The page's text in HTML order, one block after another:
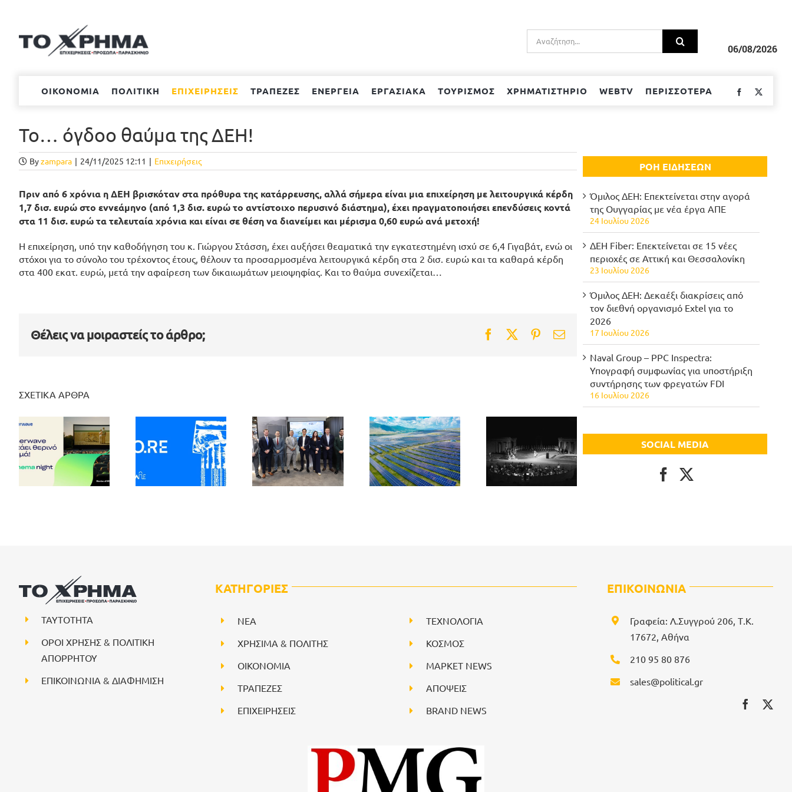
περιεχόμενο
Αναζήτηση
για:
06/08/2026
ΟΙΚΟΝΟΜΙΑ ΠΟΛΙΤΙΚΗ ΕΠΙΧΕΙΡΗΣΕΙΣ ΤΡΑΠΕΖΕΣ ΕΝΕΡΓΕΙΑ ΕΡΓΑΣΙΑΚΑ ΤΟΥΡΙΣΜΟΣ ΧΡΗΜΑΤΙΣΤΗΡΙΟ WEBTV ΠΕΡΙΣΣΟΤΕΡΑ Facebook
Το… όγδοο θαύμα της ΔΕΗ!
Byzampara | 24/11/2025 12:11 | Επιχειρήσεις
Πριν από 6 χρόνια η ΔΕΗ βρισκόταν στα πρόθυρα της κατάρρευσης, αλλά σήμερα είναι μια επιχείρηση με λειτουργικά κέρδη
1,7 δισ. ευρώ στο εννεάμηνο (από 1,3 δισ. ευρώ το αντίστοιχο περυσινό διάστημα), έχει πραγματοποιήσει επενδύσεις κοντά
στα 11 δισ. ευρώ τα τελευταία χρόνια και είναι σε θέση να διανείμει και μέρισμα 0,60 ευρώ ανά μετοχή!
Η επιχείρηση, υπό την καθοδήγηση του κ. Γιώργου Στάσση, έχει αυξήσει θεαματικά την εγκατεστημένη ισχύ σε 6,4 Γιγαβάτ, ενώ οι
στόχοι για το σύνολο του τρέχοντος έτους, θέλουν τα προσαρμοσμένα λειτουργικά κέρδη στα 2 δισ. ευρώ και τα καθαρά κέρδη
στα 400 εκατ. ευρώ, μετά την αφαίρεση των δικαιωμάτων μειοψηφίας. Και το θαύμα συνεχίζεται…
Θέλεις να μοιραστείς το άρθρο; Facebook
TwitterPinterestEmail
ΣΧΕΤΙΚΑ ΑΡΘΡΑ
ΡΟΗ ΕΙΔΗΣΕΩΝ
Όμιλος ΔΕΗ: Επεκτείνεται στην αγορά
της Ουγγαρίας με νέα έργα ΑΠΕ
24 Ιουλίου 2026
ΔΕΗ Fiber: Επεκτείνεται σε 15 νέες
περιοχές σε Αττική και Θεσσαλονίκη
23 Ιουλίου 2026
Όμιλος ΔΕΗ: Δεκαέξι διακρίσεις από
τον διεθνή οργανισμό Extel για το
2026
17 Ιουλίου 2026
Naval Group – PPC Inspectra:
Υπογραφή συμφωνίας για υποστήριξη
συντήρησης των φρεγατών FDI
16 Ιουλίου 2026
SOCIAL MEDIA
ΤΑΥΤΟΤΗΤΑ
ΟΡΟΙ ΧΡΗΣΗΣ & ΠΟΛΙΤΙΚΗ
ΑΠΟΡΡΗΤΟΥ
ΕΠΙΚΟΙΝΩΝΙΑ & ΔΙΑΦΗΜΙΣΗ
ΚΑΤΗΓΟΡΙΕΣ
NEA
ΧΡΗΣΙΜΑ & ΠΟΛΙΤΗΣ
ΟΙΚΟΝΟΜΙΑ
ΤΡΑΠΕΖΕΣ
ΕΠΙΧΕΙΡΗΣΕΙΣ
ΤΕΧΝΟΛΟΓΙΑ
ΚΟΣΜΟΣ
ΜΑΡΚΕΤ NEWS
ΑΠΟΨΕΙΣ
BRAND NEWS
ΕΠΙΚΟΙΝΩΝΙΑ
Γραφεία: Λ.Συγγρού 206, Τ.Κ.
17672, Αθήνα
210 95 80 876
sales@political.gr